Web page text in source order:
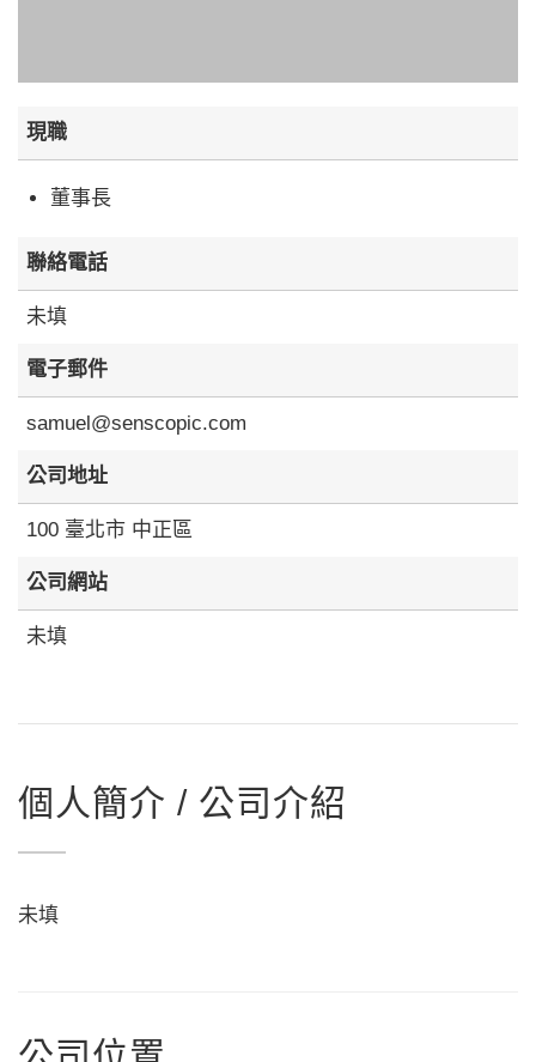
現職
董事長
聯絡電話
未填
電子郵件
samuel@senscopic.com
公司地址
100 臺北市 中正區
公司網站
未填
個人簡介 / 公司介紹
未填